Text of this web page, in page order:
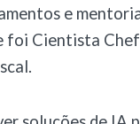
e
foi Cientista